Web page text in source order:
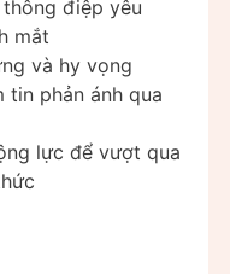
điệp yêu
mắt
và hy vọng
tin phản ánh qua
lực để vượt qua